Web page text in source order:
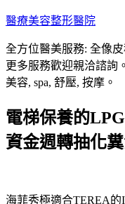
跳
主
要
內
醫療美容整形醫院
全方位醫美服務: 全像
更多服務歡迎親洽諮詢
美容, spa, 舒壓, 按摩。
電梯保養的
資金週轉抽化
海菲秀極適合TEREA的